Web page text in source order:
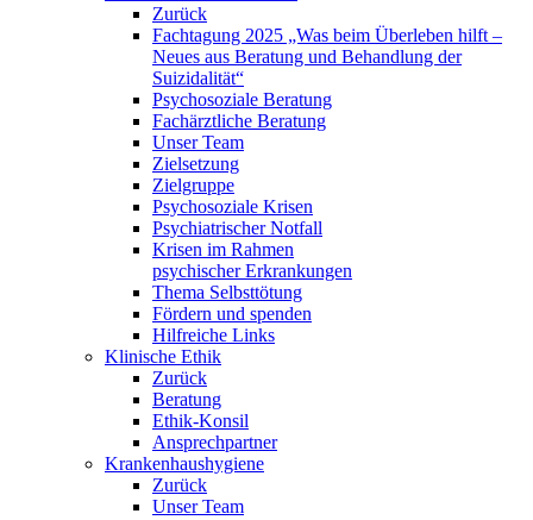
Zurück
Fachtagung 2025 „Was beim Überleben hilft –
Neues aus Beratung und Behandlung der
Suizidalität“
Psychosoziale Beratung
Fachärztliche Beratung
Unser Team
Zielsetzung
Zielgruppe
Psychosoziale Krisen
Psychiatrischer Notfall
Krisen im Rahmen
psychischer Erkrankungen
Thema Selbsttötung
Fördern und spenden
Hilfreiche Links
Klinische Ethik
Zurück
Beratung
Ethik-Konsil
Ansprechpartner
Krankenhaushygiene
Zurück
Unser Team